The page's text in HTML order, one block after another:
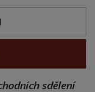
sdělení